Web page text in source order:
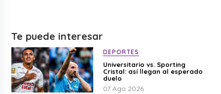
Te puede interesar
DEPORTES
Universitario vs. Sporting
Cristal: así llegan al esperado
duelo
07 Ago 2026